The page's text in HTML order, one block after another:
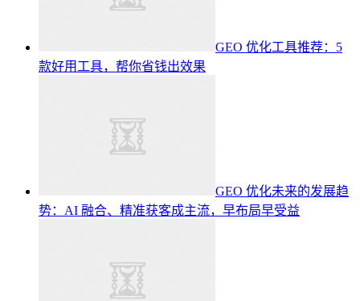
GEO 优化工具推荐：5
款好用工具，帮你省钱出效果
GEO 优化未来的发展趋
势：AI 融合、精准获客成主流，早布局早受益